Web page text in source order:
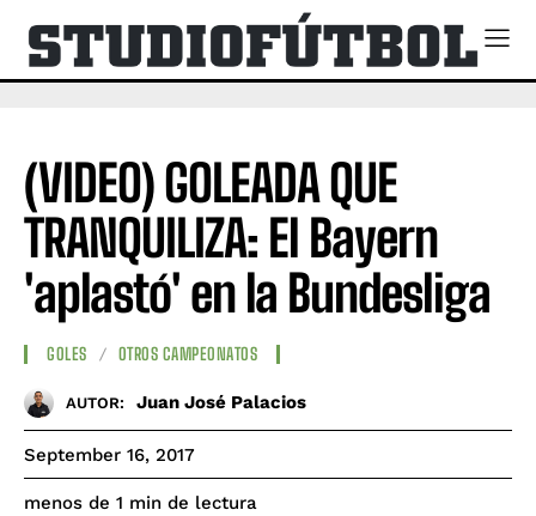
(VIDEO) GOLEADA QUE
TRANQUILIZA: El Bayern
'aplastó' en la Bundesliga
GOLES OTROS CAMPEONATOS
AUTOR: Juan José Palacios
September 16, 2017
menos de 1 min de lectura